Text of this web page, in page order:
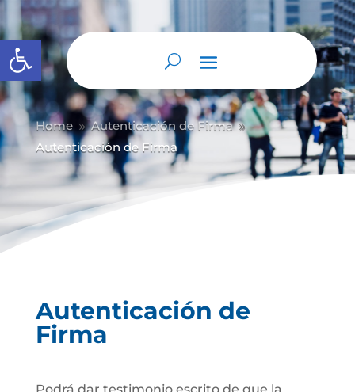
Abrir barra de herramientas
Home 9 Autenticación de Firma 9
Autenticación de Firma
Autenticación de
Firma